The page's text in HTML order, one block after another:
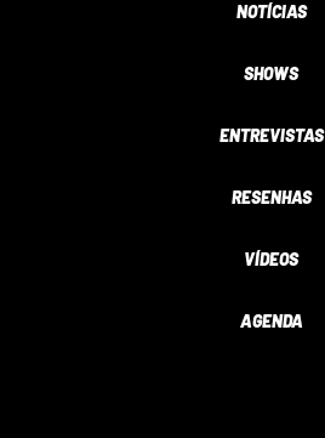
NOTÍCIAS
SHOWS
ENTREVISTAS
RESENHAS
VÍDEOS
AGENDA